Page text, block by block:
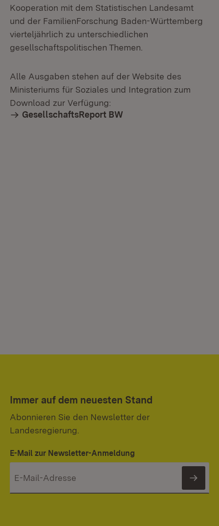
Kooperation mit dem Statistischen Landesamt
und der FamilienForschung Baden-Württemberg
vierteljährlich zu unterschiedlichen
gesellschaftspolitischen Themen.
Alle Ausgaben stehen auf der Website des
Ministeriums für Soziales und Integration zum
Download zur Verfügung:
GesellschaftsReport BW
Immer auf dem neuesten Stand
Abonnieren Sie den Newsletter der
Landesregierung.
E-Mail zur Newsletter-Anmeldung